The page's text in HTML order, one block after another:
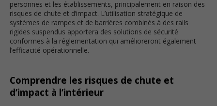
personnes et les établissements, principalement en raison des
risques de chute et d’impact. L’utilisation stratégique de
systèmes de rampes et de barrières combinés à des rails
rigides suspendus apportera des solutions de sécurité
conformes à la réglementation qui amélioreront également
l’efficacité opérationnelle.
Comprendre les risques de chute et
d’impact à l’intérieur